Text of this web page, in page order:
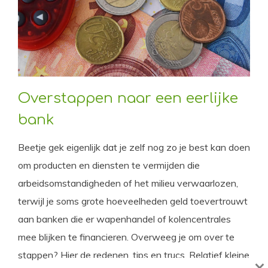
Overstappen naar een eerlijke
bank
Beetje gek eigenlijk dat je zelf nog zo je best kan doen
om producten en diensten te vermijden die
arbeidsomstandigheden of het milieu verwaarlozen,
terwijl je soms grote hoeveelheden geld toevertrouwt
aan banken die er wapenhandel of kolencentrales
mee blijken te financieren. Overweeg je om over te
stappen? Hier de redenen, tips en trucs. Relatief kleine